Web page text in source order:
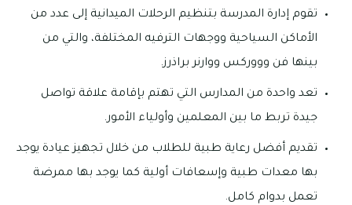
تقوم إدارة المدرسة بتنظيم الرحلات الميدانية إلى عدد من
الأماكن السياحية ووجهات الترفيه المختلفة، والتي من
بينها فن وووركس ووارنر براذرز.
تعد واحدة من المدارس التي تهتم بإقامة علاقة تواصل
جيدة تربط ما بين المعلمين وأولياء الأمور.
تقديم أفضل رعاية طبية للطلاب من خلال تجهيز عيادة يوجد
بها معدات طبية وإسعافات أولية كما يوجد بها ممرضة
تعمل بدوام كامل.